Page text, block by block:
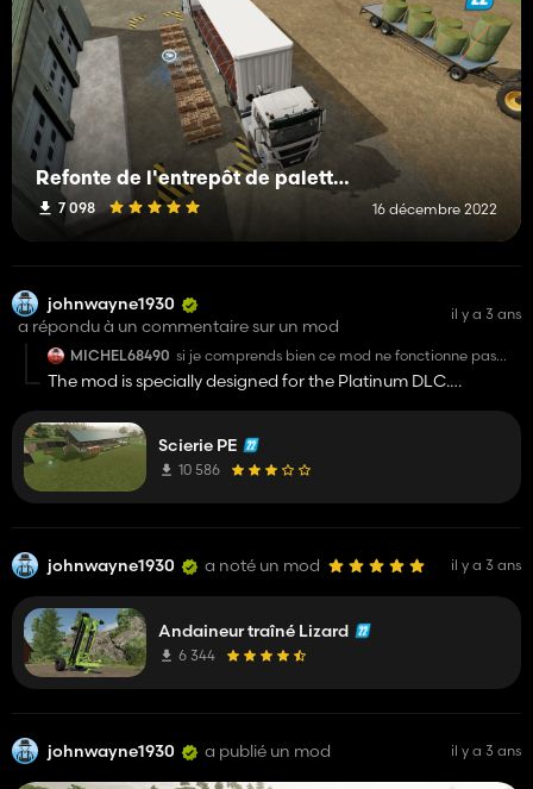
Refonte de l'entrepôt de palettes et de balles
7 098 16 décembre 2022
johnwayne1930
a répondu à un commentaire sur un mod
il y a 3 ans
MICHEL68490 si je comprends bien ce mod ne fonctionne pas
avec le DLC platinum ?
The mod is specially designed for the Platinum DLC.
Platinum is also available. Without Platinum, it's just regular
sawmills. For this the mod also needs the Production
Revamp mod.
Scierie PE
10 586
johnwayne1930 a noté un mod il y a 3 ans
Andaineur traîné Lizard
6 344
johnwayne1930 a publié un mod il y a 3 ans